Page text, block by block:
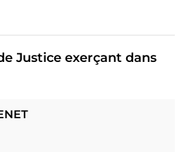
Justice exerçant dans